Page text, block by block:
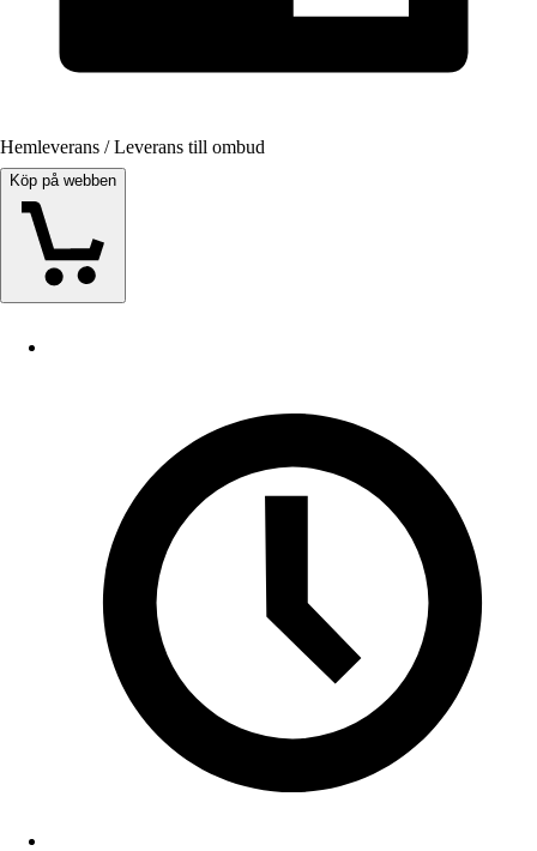
Hemleverans / Leverans till ombud
Köp på webben